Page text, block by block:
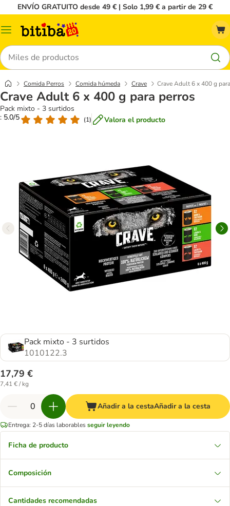
ENVÍO GRATUITO desde 49 € | Solo 1,99 € a partir de 29 €
Menú
Buscar
Comida Perros Comida húmeda Crave Crave Adult 6 x 400 g
Crave Adult 6 x 400 g para perros
Pack mixto - 3 surtidos
: 5.0/5
(1) Valora el producto
Pack mixto - 3 surtidos
1010122.3
17,79 €
7,41 € / kg
Añadir a la cestaAñadir a la cesta
Entrega: 2-5 días laborablesseguir leyendo
Ficha de producto
Composición
Cantidades recomendadas